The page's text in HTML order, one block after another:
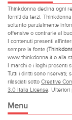
Thinkdonna declina ogni
forniti da terzi.
soltanto parzialmente
offensive o contrarie al
I contenuti presenti
sempre la fonte (
www.thinkdonna.it o alla
I marchi e i loghi presenti
Tutti i diritti sono riservati;
rilasciati sotto Creative
3.0 Italia License. Ulteriori
Menu